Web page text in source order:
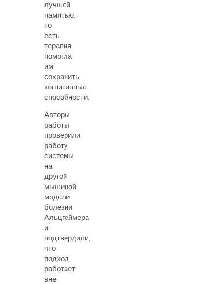
лучшей
памятью,
то
есть
терапия
помогла
им
сохранить
когнитивные
способности.
Авторы
работы
проверили
работу
системы
на
другой
мышиной
модели
болезни
Альцгеймера
и
подтвердили,
что
подход
работает
вне